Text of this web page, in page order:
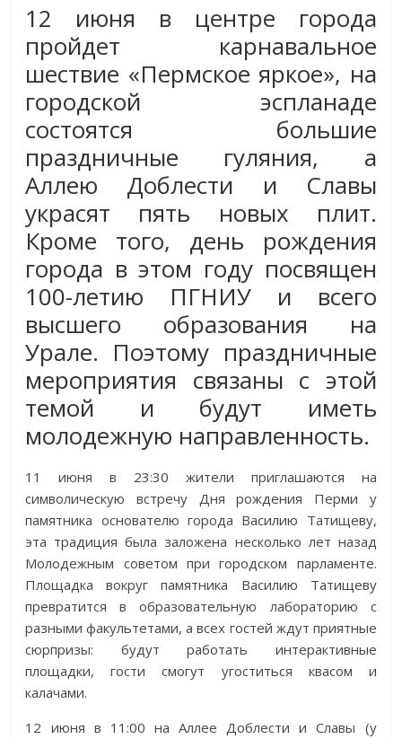
12 июня в центре города
пройдет карнавальное
шествие «Пермское яркое», на
городской эспланаде
состоятся большие
праздничные гуляния, а
Аллею Доблести и Славы
украсят пять новых плит.
Кроме того, день рождения
города в этом году посвящен
100-летию ПГНИУ и всего
высшего образования на
Урале. Поэтому праздничные
мероприятия связаны с этой
темой и будут иметь
молодежную направленность.
11 июня в 23:30 жители приглашаются на
символическую встречу Дня рождения Перми у
памятника основателю города Василию Татищеву,
эта традиция была заложена несколько лет назад
Молодежным советом при городском парламенте.
Площадка вокруг памятника Василию Татищеву
превратится в образовательную лабораторию с
разными факультетами, а всех гостей ждут приятные
сюрпризы: будут работать интерактивные
площадки, гости смогут угоститься квасом и
калачами.
12 июня в 11:00 на Аллее Доблести и Славы (у